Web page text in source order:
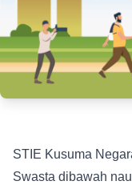
STIE Kusuma
Swasta dibawah